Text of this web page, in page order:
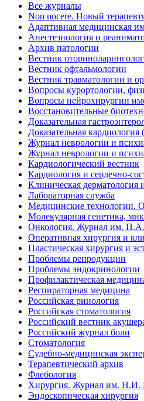
Все журналы
Non nocere. Новый
Адаптивная медицинская
Анестезиология и
Архив патологии
Вестник
Вестник офтальмологии
Вестник травматологии и
Вопросы курортологии,
Вопросы нейрохирургии
Восстановительные
Доказательная
Доказательная кардиология
Журнал неврологии и
Журнал неврологии и
Кардиологический вестник
Кардиология и сердечно-
Клиническая дерматология
Лабораторная служба
Медицинские технологии.
Молекулярная генетика,
Онкология. Журнал им. П.А.
Оперативная хирургия и
Пластическая хирургия и
Проблемы репродукции
Проблемы эндокринологии
Профилактическая
Респираторная медицина
Российская ринология
Российская стоматология
Российский вестник
Российский журнал боли
Стоматология
Судебно-медицинская
Терапевтический архив
Флебология
Хирургия. Журнал им. Н.И.
Эндоскопическая хирургия